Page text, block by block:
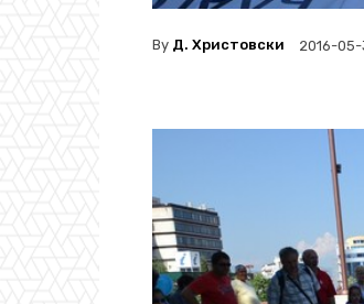
By Д. Христовски 2016-05-